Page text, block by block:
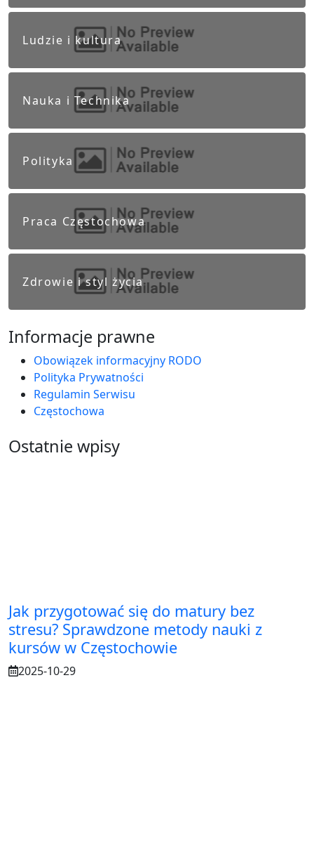
Ludzie i kultura
Nauka i Technika
Polityka
Praca Częstochowa
Zdrowie i styl życia
Informacje prawne
Obowiązek informacyjny RODO
Polityka Prywatności
Regulamin Serwisu
Częstochowa
Ostatnie wpisy
Jak przygotować się do matury bez
stresu? Sprawdzone metody nauki z
kursów w Częstochowie
2025-10-29